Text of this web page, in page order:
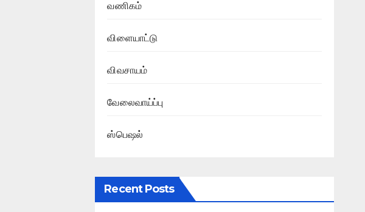
வணிகம்
விளையாட்டு
விவசாயம்
வேலைவாய்ப்பு
ஸ்பெஷல்
Recent Posts